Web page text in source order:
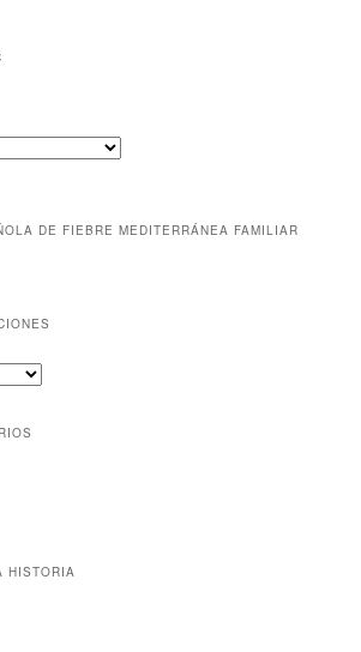
DE FIEBRE MEDITERRÁNEA FAMILIAR
HISTORIA